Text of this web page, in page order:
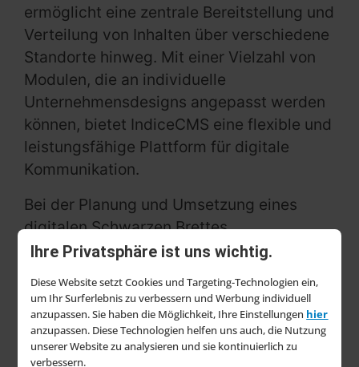
Ihre Privatsphäre ist uns wichtig.
Diese Website setzt Cookies und Targeting-Technologien ein,
um Ihr Surferlebnis zu verbessern und Werbung individuell
anzupassen. Sie haben die Möglichkeit, Ihre Einstellungen hier
anzupassen. Diese Technologien helfen uns auch, die Nutzung
unserer Website zu analysieren und sie kontinuierlich zu
verbessern.
ermöglicht eine zentrale Bereitstellung und
Verteilung von Inhalten über verschiedene
Standorte hinweg. Mit einer Vielzahl von
Modulen, die an individuelle
Unternehmensdesigns angepasst werden
können, bietet IndiceCMS eine flexible und
leistungsfähige Plattform für digitale
Kommunikation.
Bei der Planung und Umsetzung eines
digitalen Schwarzen Brettes
berücksichtigt Wrocklage individuelle
Informationen bis hin zur benötigten
Hardware. Ob interaktive Displays mit
Touchscreen oder große Bildschirme im
Produktionsbereich – das System wird